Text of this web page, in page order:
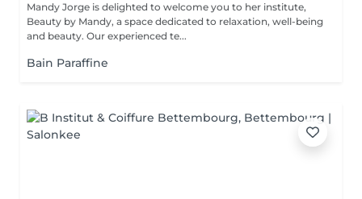
Mandy Jorge is delighted to welcome you to her institute,
Beauty by Mandy, a space dedicated to relaxation, well-being
and beauty. Our experienced te...
Bain Paraffine